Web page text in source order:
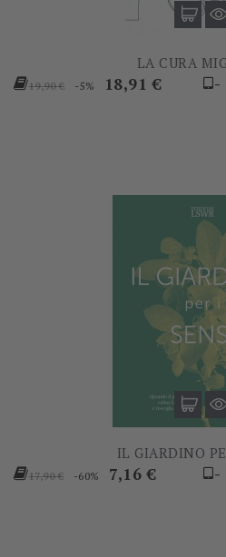
LA CURA
Prezzo
19,90 € -5% Prezzo
18,91 € -
IL GIARDINO
Prezzo
17,90 € -60% Prezzo
7,16 € -